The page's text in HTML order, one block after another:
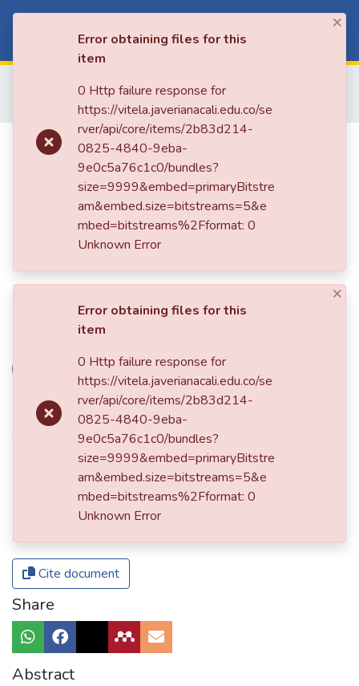
Communities
Collections
All of DSpace
A. Tesis y Trabajos de Grado
Derecho
Sistematización de experiencias adquiridas en desarrollo de la práctica profesional
Sistematización de experiencias
adquiridas en desarrollo de la
práctica profesional
Date
2023
Authors
Martínez Lozano, Isabella
Publisher
Pontificia Universidad Javeriana Cali
Cite document
Share
Abstract
×
Error obtaining files for this
item
0 Http failure response for
https://vitela.javerianacali.edu.co/se
rver/api/core/items/2b83d214-
0825-4840-9eba-
9e0c5a76c1c0/bundles?
size=9999&embed=primaryBitstre
am&embed.size=bitstreams=5&e
mbed=bitstreams%2Fformat: 0
Unknown Error
×
Error obtaining files for this
item
0 Http failure response for
https://vitela.javerianacali.edu.co/se
rver/api/core/items/2b83d214-
0825-4840-9eba-
9e0c5a76c1c0/bundles?
size=9999&embed=primaryBitstre
am&embed.size=bitstreams=5&e
mbed=bitstreams%2Fformat: 0
Unknown Error